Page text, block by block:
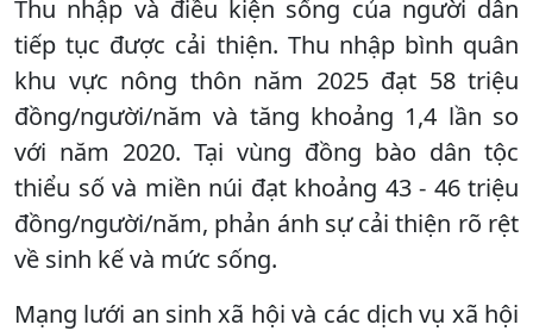
Thu nhập và điều kiện sống của người dân
tiếp tục được cải thiện. Thu nhập bình quân
khu vực nông thôn năm 2025 đạt 58 triệu
đồng/người/năm và tăng khoảng 1,4 lần so
với năm 2020. Tại vùng đồng bào dân tộc
thiểu số và miền núi đạt khoảng 43 - 46 triệu
đồng/người/năm, phản ánh sự cải thiện rõ rệt
về sinh kế và mức sống.
Mạng lưới an sinh xã hội và các dịch vụ xã hội